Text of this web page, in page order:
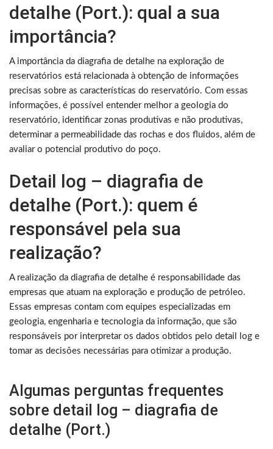
detalhe (Port.): qual a sua
importância?
A importância da diagrafia de detalhe na exploração de
reservatórios está relacionada à obtenção de informações
precisas sobre as características do reservatório. Com essas
informações, é possível entender melhor a geologia do
reservatório, identificar zonas produtivas e não produtivas,
determinar a permeabilidade das rochas e dos fluidos, além de
avaliar o potencial produtivo do poço.
Detail log – diagrafia de
detalhe (Port.): quem é
responsável pela sua
realização?
A realização da diagrafia de detalhe é responsabilidade das
empresas que atuam na exploração e produção de petróleo.
Essas empresas contam com equipes especializadas em
geologia, engenharia e tecnologia da informação, que são
responsáveis por interpretar os dados obtidos pelo detail log e
tomar as decisões necessárias para otimizar a produção.
Algumas perguntas frequentes
sobre detail log – diagrafia de
detalhe (Port.)